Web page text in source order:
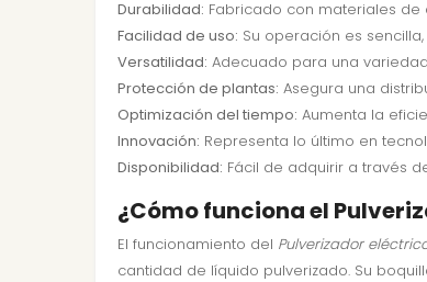
Durabilidad: Fabricado con materiales
Facilidad de uso: Su operación es
Versatilidad: Adecuado para una
Protección de plantas: Asegura una
Optimización del tiempo: Aumenta la
Innovación: Representa lo último en
Disponibilidad: Fácil de adquirir a través
¿Cómo funciona el
El funcionamiento del Pulverizador
cantidad de líquido pulverizado. Su